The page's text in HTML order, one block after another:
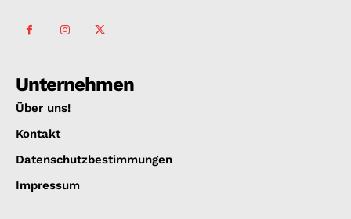
Unternehmen
Über uns!
Kontakt
Datenschutzbestimmungen
Impressum